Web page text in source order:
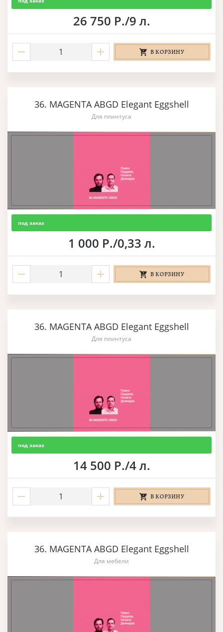
26 750 Р./9 л.
В КОРЗИНУ
36. MAGENTA ABGD Elegant Eggshell
Для плинтуса
под заказ
1 000 Р./0,33 л.
В КОРЗИНУ
36. MAGENTA ABGD Elegant Eggshell
Для плинтуса
под заказ
14 500 Р./4 л.
В КОРЗИНУ
36. MAGENTA ABGD Elegant Eggshell
Для мебели